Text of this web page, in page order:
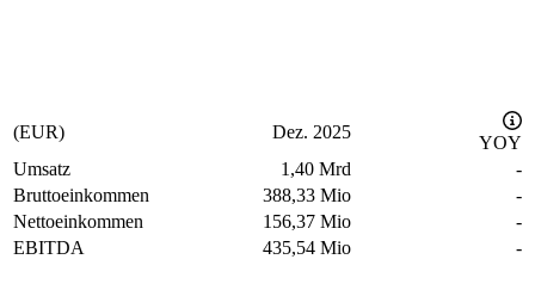
(EUR) Dez. 2025
YOY
Umsatz
1,40 Mrd
-
Bruttoeinkommen
388,33 Mio
-
Nettoeinkommen
156,37 Mio
-
EBITDA
435,54 Mio -